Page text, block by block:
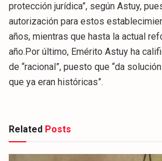
protección jurídica”, según Astuy,
autorización para estos
años, mientras que hasta la actual
año.Por último, Emérito Astuy ha
de “racional”, puesto que “da
que ya eran históricas”.
Related Posts